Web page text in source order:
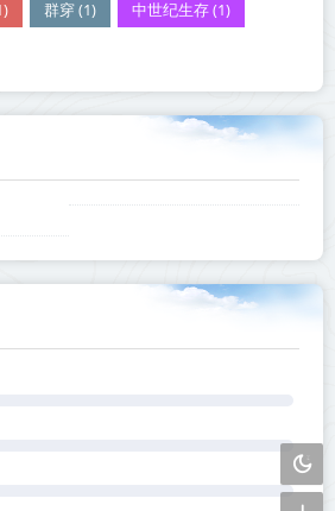
群穿 (1) 中世纪生存 (1)